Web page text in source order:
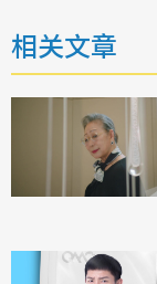
相关文章